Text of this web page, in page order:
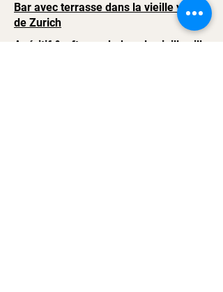
Bar avec terrasse dans la vieille ville
de Zurich
Apéritif & afterwork dans la vieille ville